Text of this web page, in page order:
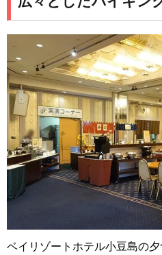
ベイリゾートホテル小豆島の